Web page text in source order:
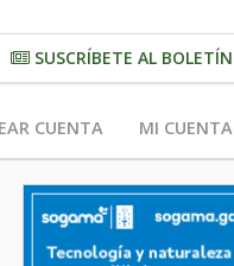
SUSCRÍBETE AL BOLETÍN
CUENTA MI CUENTA